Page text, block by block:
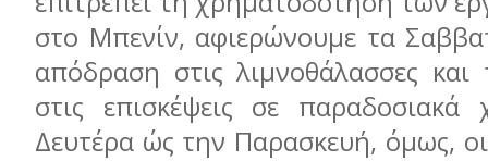
στο Μπενίν, αφιερώνουμε τα
απόδραση στις λιμνοθάλασσες και
στις επισκέψεις σε
Δευτέρα ώς την Παρασκευή, όμως, οι